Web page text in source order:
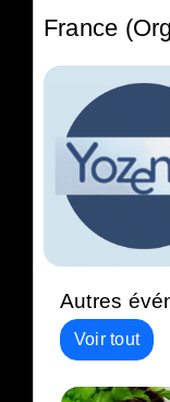
France
Autres
Voir tout